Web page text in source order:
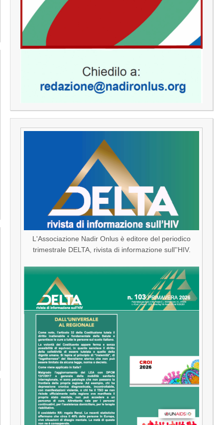
L'Associazione Nadir Onlus è editore del periodico
trimestrale DELTA, rivista di informazione sull''HIV.